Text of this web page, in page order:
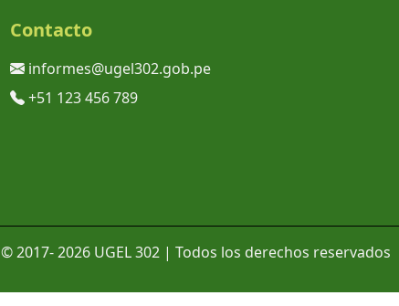
Contacto
informes@ugel302.gob.pe
+51 123 456 789
© 2017-2026 UGEL 302 | Todos los derechos reservados